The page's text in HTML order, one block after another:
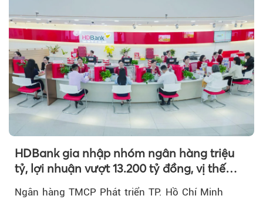
HDBank gia nhập nhóm ngân hàng triệu
tỷ, lợi nhuận vượt 13.200 tỷ đồng, vị thế
mới trên thị trường vốn quốc tế
Ngân hàng TMCP Phát triển TP. Hồ Chí Minh